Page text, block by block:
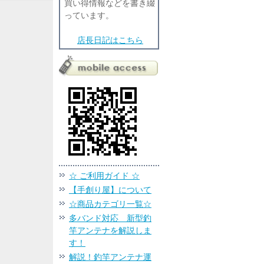
買い得情報などを書き綴
っています。
店長日記はこちら
☆ ご利用ガイド ☆
【手創り屋】について
☆商品カテゴリ一覧☆
多バンド対応 新型釣
竿アンテナを解説しま
す！
解説！釣竿アンテナ運